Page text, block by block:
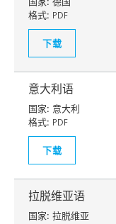
格式: PDF
下载
意大利语
国家: 意大利
格式: PDF
下载
拉脱维亚语
国家: 拉脱维亚